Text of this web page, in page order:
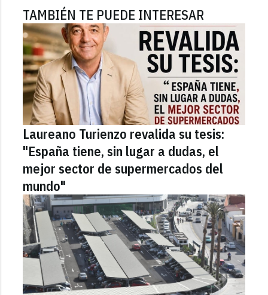
TAMBIÉN TE PUEDE INTERESAR
Laureano Turienzo revalida su tesis:
"España tiene, sin lugar a dudas, el
mejor sector de supermercados del
mundo"